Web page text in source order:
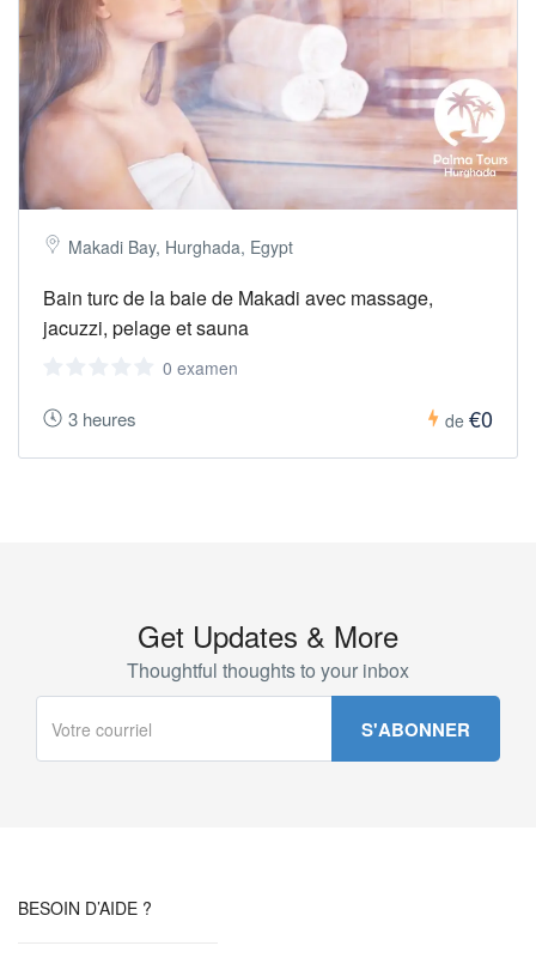
Makadi Bay, Hurghada, Egypt
Bain turc de la baie de Makadi avec massage,
jacuzzi, pelage et sauna
0 examen
3 heures de €0
Get Updates & More
Thoughtful thoughts to your inbox
BESOIN D’AIDE ?